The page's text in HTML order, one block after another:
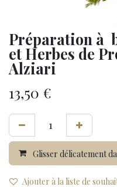
Préparation à
et Herbes de
Alziari
13,50 €
Glisser délicatement
Ajouter à la liste de